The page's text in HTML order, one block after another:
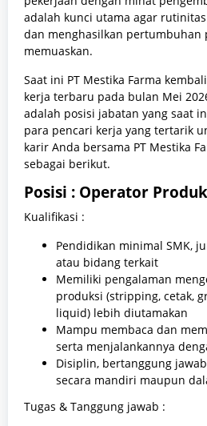
adalah kunci utama agar
dan menghasilkan pertumbuhan
memuaskan.
Saat ini PT Mestika Farma
kerja terbaru pada bulan Mei
adalah posisi jabatan yang saat
para pencari kerja yang tertarik
karir Anda bersama PT Mestika
sebagai berikut.
Posisi : Operator
Kualifikasi :
Pendidikan minimal SMK,
atau bidang terkait
Memiliki pengalaman
produksi (stripping, cetak,
liquid) lebih diutamakan
Mampu membaca dan
serta menjalankannya
Disiplin, bertanggung
secara mandiri maupun
Tugas & Tanggung jawab :